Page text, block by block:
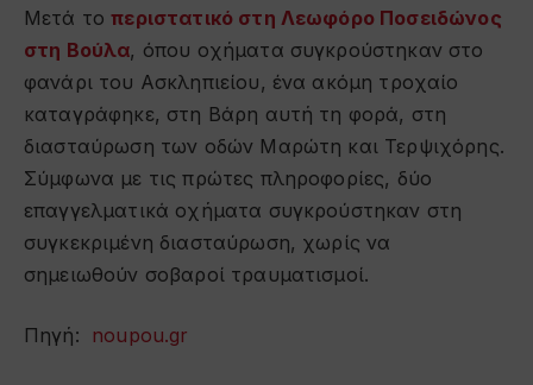
Μετά τοπεριστατικό στη Λεωφόρο Ποσειδώνος
στη Βούλα, όπου οχήματα συγκρούστηκαν στο
φανάρι του Ασκληπιείου, ένα ακόμη τροχαίο
καταγράφηκε, στη Βάρη αυτή τη φορά, στη
διασταύρωση των οδών Μαρώτη και Τερψιχόρης.
Σύμφωνα με τις πρώτες πληροφορίες, δύο
επαγγελματικά οχήματα συγκρούστηκαν στη
συγκεκριμένη διασταύρωση, χωρίς να
σημειωθούν σοβαροί τραυματισμοί.
Πηγή: noupou.gr